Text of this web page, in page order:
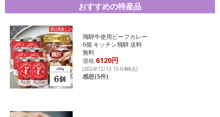
おすすめの特産品
飛騨牛使用ビーフカレー
6個 キッチン飛騨 送料
無料
価格:6120円
(2024/12/13 15:04時点)
感想(5件)